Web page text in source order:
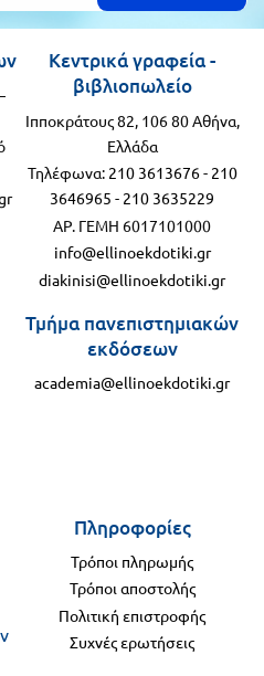
Κεντρικά γραφεία -
βιβλιοπωλείο
Ιπποκράτους 82, 106 80 Αθήνα,
Ελλάδα
Τηλέφωνα: 210 3613676- 210
3646965 - 210 3635229
ΑΡ. ΓΕΜΗ 6017101000
info@ellinoekdotiki.gr
diakinisi@ellinoekdotiki.gr
Τμήμα πανεπιστημιακών
εκδόσεων
academia@ellinoekdotiki.gr
Πληροφορίες
Τρόποι πληρωμής
Τρόποι αποστολής
Πολιτική επιστροφής
Συχνές ερωτήσεις